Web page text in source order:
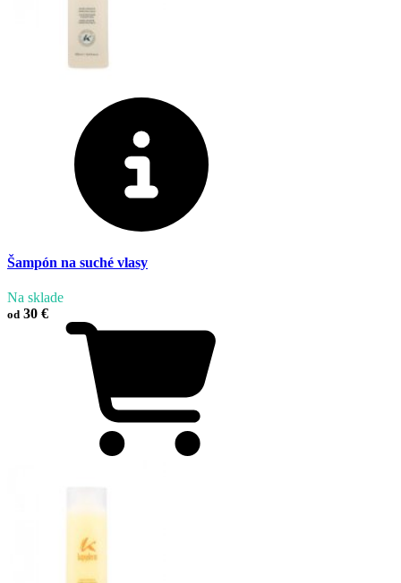
Šampón na suché vlasy
Na sklade
od 30 €